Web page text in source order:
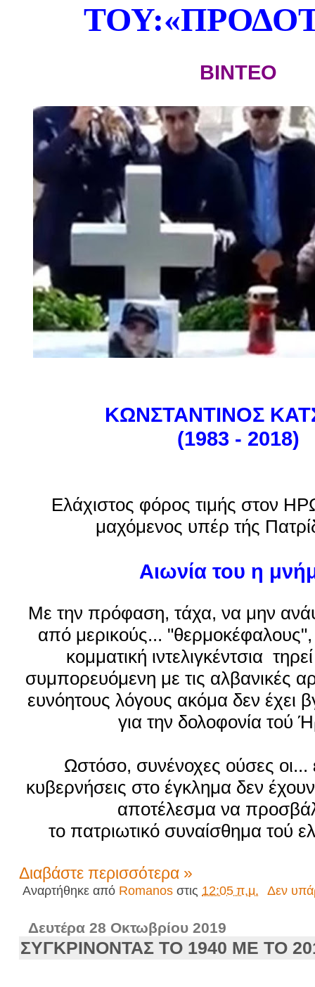
ΤΟΥ:«ΠΡ
ΒΙΝΤΕΟ
ΚΩΝΣΤΑΝΤΙΝΟΣ
(1983 - 2018)
Ελάχιστος φόρος τιμής στον
μαχόμενος υπέρ τής
Αιωνία του η
Με την πρόφαση, τάχα, να μην
από μερικούς... "θερμοκέφαλους",
κομματική ιντελιγκέντσια
συμπορευόμενη με τις αλβανικές
ευνόητους λόγους ακόμα δεν έχει
για την δολοφονία τού
Ωστόσο, συνένοχες ούσες οι...
κυβερνήσεις στο έγκλημα δεν
αποτέλεσμα να
το πατριωτικό συναίσθημα τού
Διαβάστε περισσότερα »
Αναρτήθηκε από Romanos στις 12:05 π.μ. Δεν
Δευτέρα 28 Οκτωβρίου 2019
ΣΥΓΚΡΙΝΟΝΤΑΣ ΤΟ 1940 ΜΕ ΤΟ